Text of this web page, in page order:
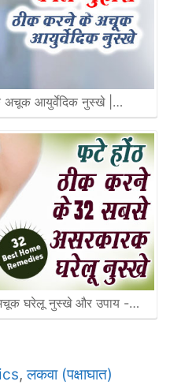
अचूक आयुर्वेदिक नुस्खे |…
घरेलू नुस्खे और उपाय -…
,लकवा (पक्षाघात)